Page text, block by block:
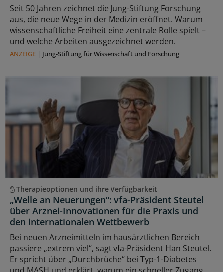
Seit 50 Jahren zeichnet die Jung-Stiftung Forschung
aus, die neue Wege in der Medizin eröffnet. Warum
wissenschaftliche Freiheit eine zentrale Rolle spielt –
und welche Arbeiten ausgezeichnet werden.
ANZEIGE | Jung-Stiftung für Wissenschaft und Forschung
Therapieoptionen und ihre Verfügbarkeit
„Welle an Neuerungen“: vfa-Präsident Steutel
über Arznei-Innovationen für die Praxis und
den internationalen Wettbewerb
Bei neuen Arzneimitteln im hausärztlichen Bereich
passiere „extrem viel“, sagt vfa-Präsident Han Steutel.
Er spricht über „Durchbrüche“ bei Typ-1-Diabetes